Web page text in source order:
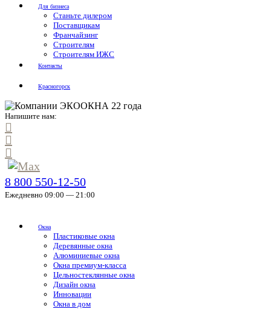
Для бизнеса
Станьте дилером
Поставщикам
Франчайзинг
Строителям
Строителям ИЖС
Контакты
Красногорск
Напишите нам:
8 800 550-12-50
Ежедневно 09:00 — 21:00
Окна
Пластиковые окна
Деревянные окна
Алюминиевые окна
Окна премиум-класса
Цельностеклянные окна
Дизайн окна
Инновации
Окна в дом